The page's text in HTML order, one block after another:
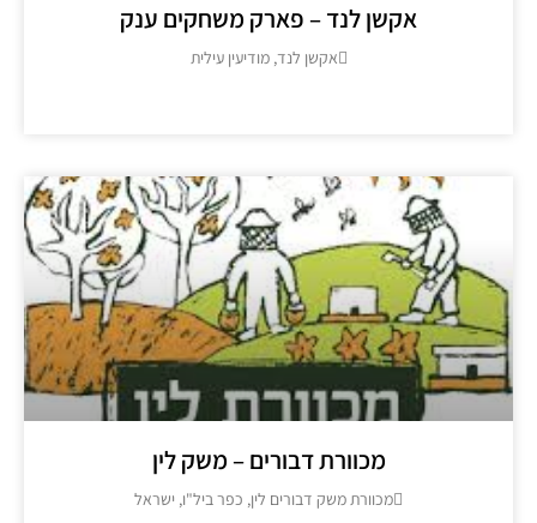
אקשן לנד – פארק משחקים ענק
אקשן לנד, מודיעין עילית
מכוורת דבורים – משק לין
מכוורת משק דבורים לין, כפר ביל"ו, ישראל